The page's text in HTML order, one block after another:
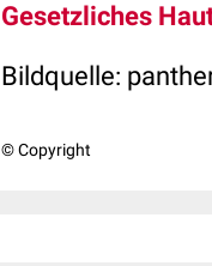
Gesetzliches
Bildquelle:
© Copyright